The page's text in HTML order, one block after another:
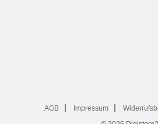
AGB Impressum